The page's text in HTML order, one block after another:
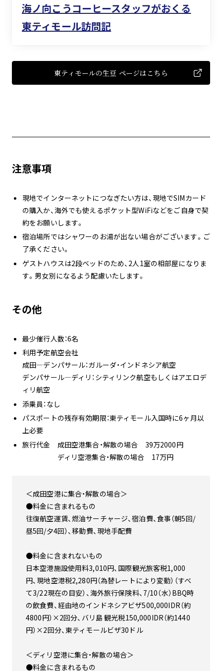
海ノ向こうコーヒースタッフがおくる
東ティモール訪問記
東ティモールの生豆 ページはこちら
注意事項
現地でインターネットにつなぎたい方は、現地でSIMカード
の購入か、海外でも使えるポケット型WiFiなどをご自身で契
約をお願いします。
宿泊場所ではシャワーのお湯が出ない場合がございます。ご
了承ください。
ゲストハウスは2段ベッドのため、2人1室の相部屋になりま
す。男女別になるよう配慮いたします。
その他
最少催行人数：6名
利用予定航空会社
成田―デンパサール：ガルーダ・インドネシア航空
デンパサール―ディリ：シティリンク航空もしくはアエロデ
ィリ航空
添乗員：なし
パスポートの残存有効期限：東ティモール入国時に6ヶ月以
上必要
旅行代金 成田空港集合・解散の場合 39万2000円
ディリ空港集合・解散の場合 17万円
＜成田空港に集合・解散の場合＞
●料金に含まれるもの
往復航空運賃、燃油サーチャージ、宿泊費、食事（朝5回/
昼5回/夕4回）、移動費、現地手配費
●料金に含まれないもの
日本空港施設使用料3,010円、国際観光旅客税1,000
円、現地空港税2,280円（為替レートにより変動）（すべ
て3/22現在の目安）、海外旅行保険料、7/10（水）BBQ時
の飲食費、経由地のインドネシアビザ500,000IDR（約
4800円）×2回分、バリ島 観光税150,000IDR（約1440
円）×2回分、東ティモールビザ30ドル
＜ディリ空港に集合・解散の場合＞
●料金に含まれるもの